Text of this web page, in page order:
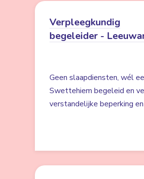
Verpleegkundig
begeleider -
Geen slaapdiensten, wél
Swettehiem begeleid en
verstandelijke beperking